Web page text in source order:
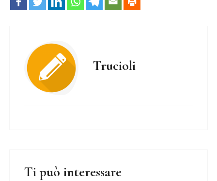
Trucioli
Ti può interessare